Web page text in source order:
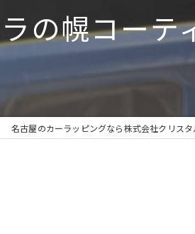
の幌コーテ
名古屋のカーラッピングなら株式会社クリスタ